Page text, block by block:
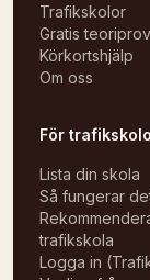
Trafikskolor
Gratis teoriprov
Körkortshjälp
Om oss
För
Lista din skola
Så fungerar
trafikskola
Logga in